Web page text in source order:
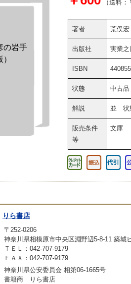
の岩手
（送料：
著者 荒俣宏
出版社 実業
ISBN
状態 中古品
解説 並 状
販売条件
等
文庫
りら書店
〒252-0206
神奈川県相模原市中央区淵野辺5-8-11 築城
ＴＥＬ：042-707-9179
ＦＡＸ：042-707-9179
神奈川県公安委員会 相第06-1665号
書籍商 りら書店